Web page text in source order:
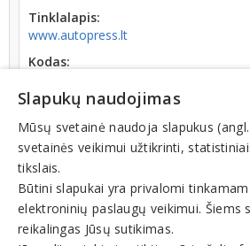
Tinklalapis:
www.autopress.lt
Kodas:
Registracijos data:
2006-06-21
Apyvarta:
0 € (2021 m.)
Slapukų naudojimas
Mūsų svetainė naudoja slapukus
svetainės veikimui užtikrinti,
tikslais.
Būtini slapukai yra privalomi
elektroninių paslaugų veikimui. Šiems
reikalingas Jūsų sutikimas.